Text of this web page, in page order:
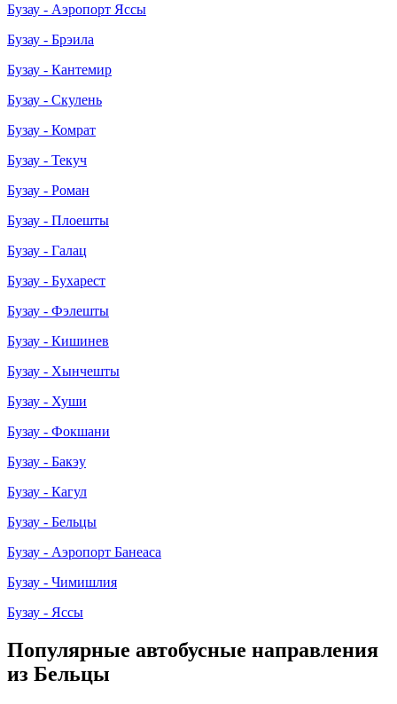
Бузау - Аэропорт Яссы
Бузау - Брэила
Бузау - Кантемир
Бузау - Скулень
Бузау - Комрат
Бузау - Текуч
Бузау - Роман
Бузау - Плоешты
Бузау - Галац
Бузау - Бухарест
Бузау - Фэлешты
Бузау - Кишинев
Бузау - Хынчешты
Бузау - Хуши
Бузау - Фокшани
Бузау - Бакэу
Бузау - Кагул
Бузау - Бельцы
Бузау - Аэропорт Банеаса
Бузау - Чимишлия
Бузау - Яссы
Популярные автобусные направления
из Бельцы